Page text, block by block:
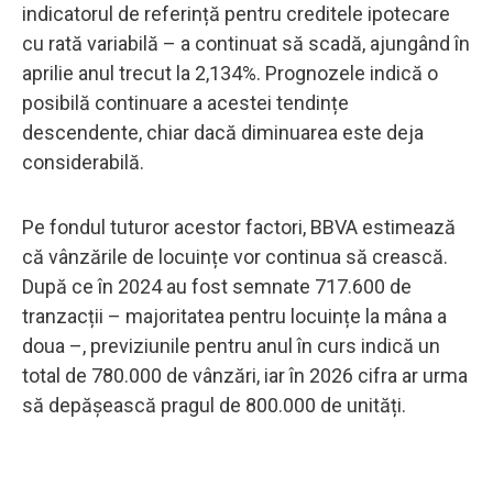
indicatorul de referință pentru creditele ipotecare
cu rată variabilă – a continuat să scadă, ajungând în
aprilie anul trecut la 2,134%. Prognozele indică o
posibilă continuare a acestei tendințe
descendente, chiar dacă diminuarea este deja
considerabilă.
Pe fondul tuturor acestor factori, BBVA estimează
că vânzările de locuințe vor continua să crească.
După ce în 2024 au fost semnate 717.600 de
tranzacții – majoritatea pentru locuințe la mâna a
doua –, previziunile pentru anul în curs indică un
total de 780.000 de vânzări, iar în 2026 cifra ar urma
să depășească pragul de 800.000 de unități.